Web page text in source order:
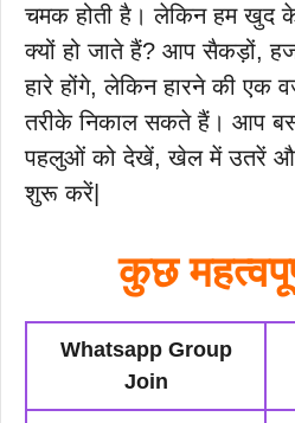
चमक होती है। लेकिन हम खुद के
क्यों हो जाते हैं? आप सैकड़ों,
हारे होंगे, लेकिन हारने की
तरीके निकाल सकते हैं। आप
पहलुओं को देखें, खेल में उतरें और
शुरू करें|
कुछ
Whatsapp Group
Join